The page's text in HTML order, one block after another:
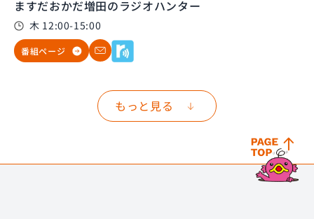
ますだおかだ増田のラジオハンター
木 12:00-15:00
番組ページ
もっと見る